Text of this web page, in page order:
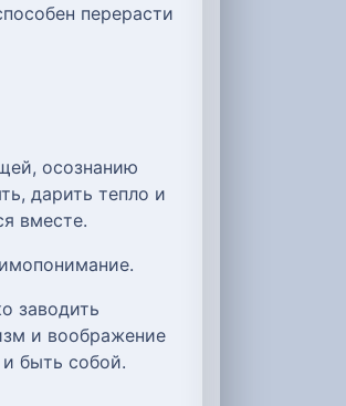
перерасти
осознанию
дарить тепло и
вместе.
заводить
и воображение
быть собой.